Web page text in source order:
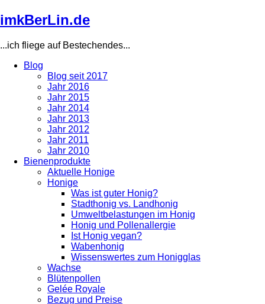
Direkt
zum
imkBerLin.de
...ich fliege auf Bestechendes...
navigation
Blog
Blog seit 2017
Jahr 2016
Jahr 2015
Jahr 2014
Jahr 2013
Jahr 2012
Jahr 2011
Jahr 2010
Bienenprodukte
Aktuelle Honige
Honige
Was ist guter Honig?
Stadthonig vs. Landhonig
Umweltbelastungen im Honig
Honig und Pollenallergie
Ist Honig vegan?
Wabenhonig
Wissenswertes zum Honigglas
Wachse
Blütenpollen
Gelée Royale
Bezug und Preise